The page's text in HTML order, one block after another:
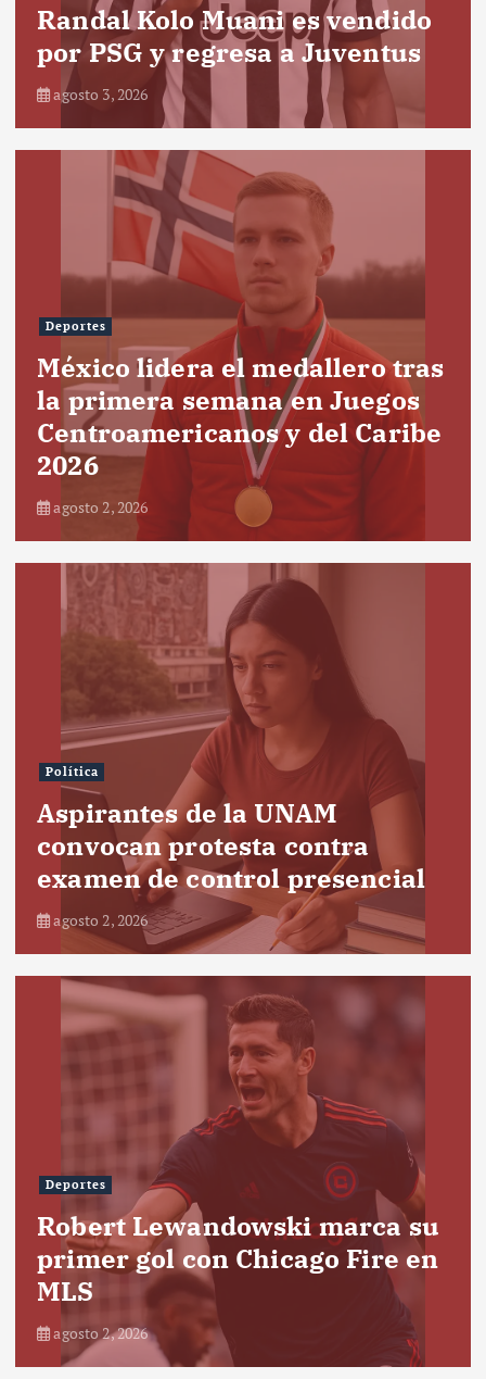
Randal Kolo Muani es vendido
por PSG y regresa a Juventus
agosto 3, 2026
Deportes
México lidera el medallero tras
la primera semana en Juegos
Centroamericanos y del Caribe
2026
agosto 2, 2026
Política
Aspirantes de la UNAM
convocan protesta contra
examen de control presencial
agosto 2, 2026
Deportes
Robert Lewandowski marca su
primer gol con Chicago Fire en
MLS
agosto 2, 2026